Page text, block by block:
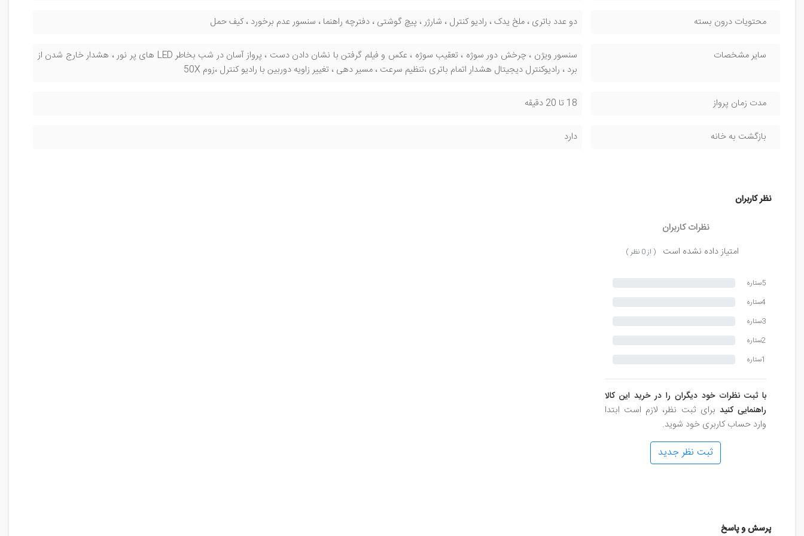
محتویات درون بسته دو عدد باتری ، ملخ یدک ، رادیو کنترل ، شارژر ، پیچ گوشتی ، دفترچه راهنما ، سنسور عدم برخورد ، کیف حمل
سایر مشخصات
سنسور ویژن ، چرخش دور سوژه ، تعقیب سوژه ، عکس و فیلم گرفتن با نشان دادن دست ، پرواز آسان در شب بخاطر LED های پر نور ، هشدار خارج شدن از
برد ، رادیوکنترل دیجیتال هشدار اتمام باتری ،تنظیم سرعت ، مسیر دهی ، تغییر زاویه دوربین با رادیو کنترل ،زوم 50X
مدت زمان پرواز 18 تا 20 دقیقه
بازگشت به خانه دارد
نظر کاربران
نظرات کاربران
امتیاز داده نشده است
( از 0 نظر )
5ستاره
4ستاره
3ستاره
2ستاره
1ستاره
با ثبت نظرات خود دیگران را در خرید این کالا
راهنمایی کنید برای ثبت نظر، لازم است ابتدا
وارد حساب کاربری خود شوید.
ثبت نظر جدید
پرسش و پاسخ